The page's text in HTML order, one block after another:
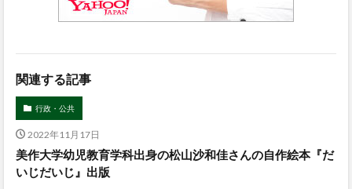
関連する記事
行政・公共
2022年11月17日
美作大学幼児教育学科出身の松山沙和佳さんの自作絵本『だ
いじだいじ』出版